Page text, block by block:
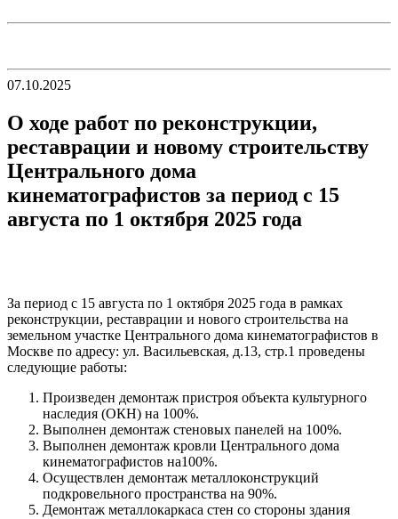
07.10.2025
О ходе работ по реконструкции,
реставрации и новому строительству
Центрального дома
кинематографистов за период с 15
августа по 1 октября 2025 года
За период с 15 августа по 1 октября 2025 года в рамках
реконструкции, реставрации и нового строительства на
земельном участке Центрального дома кинематографистов в
Москве по адресу: ул. Васильевская, д.13, стр.1 проведены
следующие работы:
Произведен демонтаж пристроя объекта культурного
наследия (ОКН) на 100%.
Выполнен демонтаж стеновых панелей на 100%.
Выполнен демонтаж кровли Центрального дома
кинематографистов на100%.
Осуществлен демонтаж металлоконструкций
подкровельного пространства на 90%.
Демонтаж металлокаркаса стен со стороны здания